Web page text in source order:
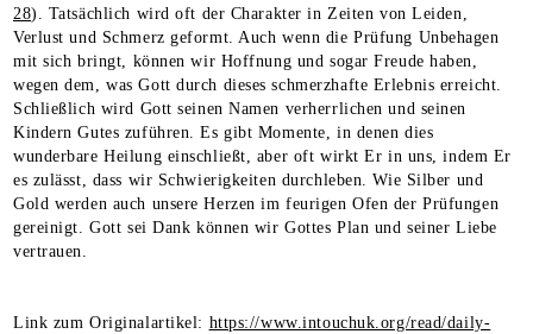
28). Tatsächlich wird oft der Charakter in Zeiten von Leiden,
Verlust und Schmerz geformt. Auch wenn die Prüfung Unbehagen
mit sich bringt, können wir Hoffnung und sogar Freude haben,
wegen dem, was Gott durch dieses schmerzhafte Erlebnis erreicht.
Schließlich wird Gott seinen Namen verherrlichen und seinen
Kindern Gutes zuführen. Es gibt Momente, in denen dies
wunderbare Heilung einschließt, aber oft wirkt Er in uns, indem Er
es zulässt, dass wir Schwierigkeiten durchleben. Wie Silber und
Gold werden auch unsere Herzen im feurigen Ofen der Prüfungen
gereinigt. Gott sei Dank können wir Gottes Plan und seiner Liebe
vertrauen.
Link zum Originalartikel: https://www.intouchuk.org/read/daily-